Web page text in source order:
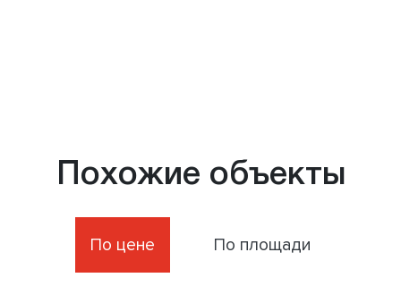
Похожие объекты
По цене По площади